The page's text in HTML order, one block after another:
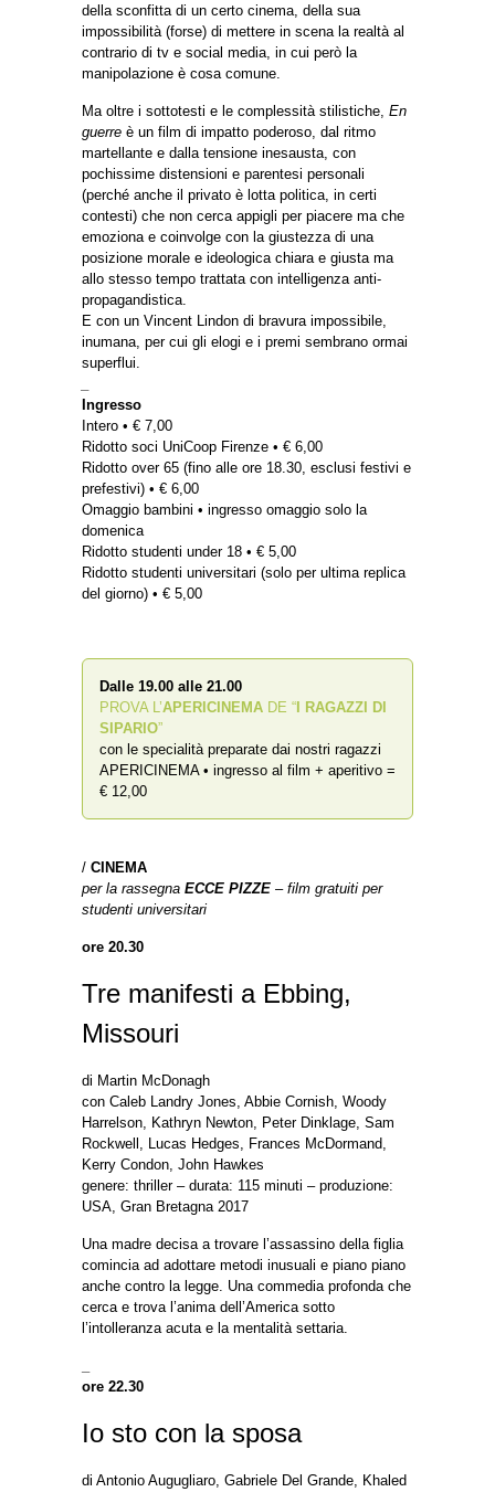
della sconfitta di un certo cinema, della sua
impossibilità (forse) di mettere in scena la realtà al
contrario di tv e social media, in cui però la
manipolazione è cosa comune.
Ma oltre i sottotesti e le complessità stilistiche, En
guerre è un film di impatto poderoso, dal ritmo
martellante e dalla tensione inesausta, con
pochissime distensioni e parentesi personali
(perché anche il privato è lotta politica, in certi
contesti) che non cerca appigli per piacere ma che
emoziona e coinvolge con la giustezza di una
posizione morale e ideologica chiara e giusta ma
allo stesso tempo trattata con intelligenza anti-
propagandistica.
E con un Vincent Lindon di bravura impossibile,
inumana, per cui gli elogi e i premi sembrano ormai
superflui.
Ingresso
Intero • € 7,00
Ridotto soci UniCoop Firenze • € 6,00
Ridotto over 65 (fino alle ore 18.30, esclusi festivi e
prefestivi) • € 6,00
Omaggio bambini • ingresso omaggio solo la
domenica
Ridotto studenti under 18 • € 5,00
Ridotto studenti universitari (solo per ultima replica
del giorno) • € 5,00
Dalle 19.00 alle 21.00
PROVA L’APERICINEMA DE “ I RAGAZZI DI
SIPARIO”
con le specialità preparate dai nostri ragazzi
APERICINEMA • ingresso al film + aperitivo =
€ 12,00
/ CINEMA
per la rassegna ECCE PIZZE – film gratuiti per
studenti universitari
ore 20.30
Tre manifesti a Ebbing,
Missouri
di Martin McDonagh
con Caleb Landry Jones, Abbie Cornish, Woody
Harrelson, Kathryn Newton, Peter Dinklage, Sam
Rockwell, Lucas Hedges, Frances McDormand,
Kerry Condon, John Hawkes
genere: thriller – durata: 115 minuti – produzione:
USA, Gran Bretagna 2017
Una madre decisa a trovare l’assassino della figlia
comincia ad adottare metodi inusuali e piano piano
anche contro la legge. Una commedia profonda che
cerca e trova l’anima dell’America sotto
l’intolleranza acuta e la mentalità settaria.
ore 22.30
Io sto con la sposa
di Antonio Augugliaro, Gabriele Del Grande, Khaled